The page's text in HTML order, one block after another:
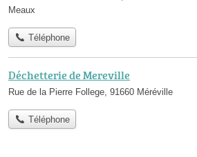
Meaux
Téléphone
Déchetterie de Mereville
Rue de la Pierre Follege, 91660 Méréville
Téléphone